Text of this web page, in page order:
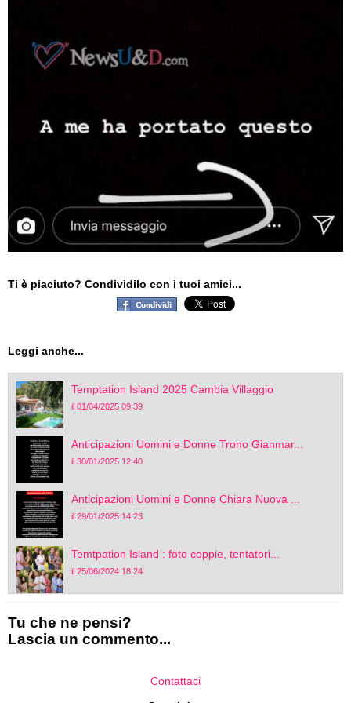
Ti è piaciuto? Condividilo con i tuoi amici...
Leggi anche...
Temptation Island 2025 Cambia Villaggio
il 01/04/2025 09:39
Anticipazioni Uomini e Donne Trono Gianmar...
il 30/01/2025 12:40
Anticipazioni Uomini e Donne Chiara Nuova ...
il 29/01/2025 14:23
Temtpation Island : foto coppie, tentatori...
il 25/06/2024 18:24
Tu che ne pensi?
Lascia un commento...
Contattaci